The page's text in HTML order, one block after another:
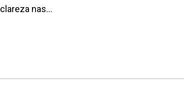
clareza nas...